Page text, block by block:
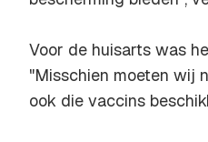
Voor de huisarts was
"Misschien moeten wij
ook die vaccins